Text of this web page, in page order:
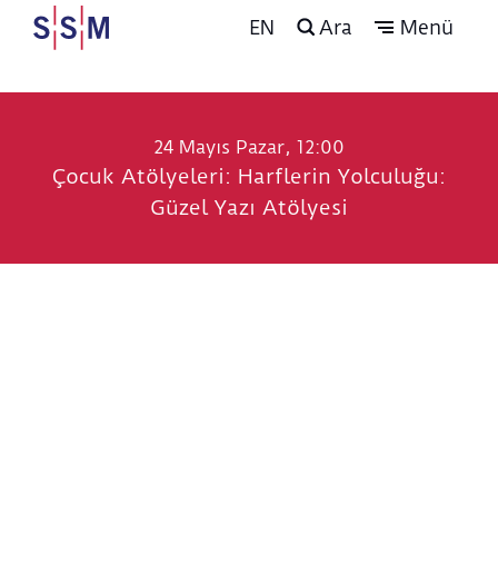
EN Ara Menü
24 Mayıs Pazar, 12:00
Çocuk Atölyeleri: Harflerin Yolculuğu:
Güzel Yazı Atölyesi